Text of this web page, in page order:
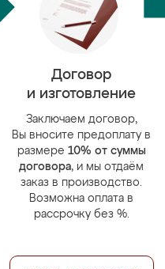
Договор
и изготовление
Заключаем договор,
Вы вносите предоплату в
размере 10% от суммы
договора, и мы отдаём
заказ в производство.
Возможна оплата в
рассрочку без %.